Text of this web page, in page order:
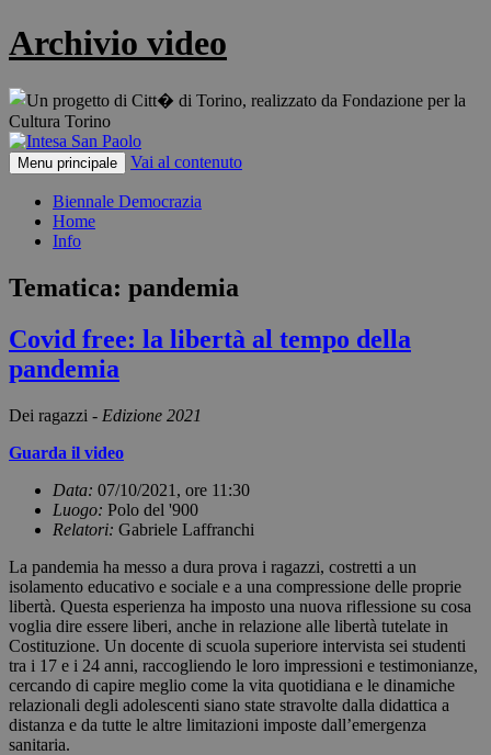
Archivio video
Menu principale Vai al contenuto
Biennale Democrazia
Home
Info
Tematica: pandemia
Covid free: la libertà al tempo della
pandemia
Dei ragazzi - Edizione 2021
Guarda il video
Data: 07/10/2021, ore 11:30
Luogo: Polo del '900
Relatori: Gabriele Laffranchi
La pandemia ha messo a dura prova i ragazzi, costretti a un
isolamento educativo e sociale e a una compressione delle proprie
libertà. Questa esperienza ha imposto una nuova riflessione su cosa
voglia dire essere liberi, anche in relazione alle libertà tutelate in
Costituzione. Un docente di scuola superiore intervista sei studenti
tra i 17 e i 24 anni, raccogliendo le loro impressioni e testimonianze,
cercando di capire meglio come la vita quotidiana e le dinamiche
relazionali degli adolescenti siano state stravolte dalla didattica a
distanza e da tutte le altre limitazioni imposte dall’emergenza
sanitaria.